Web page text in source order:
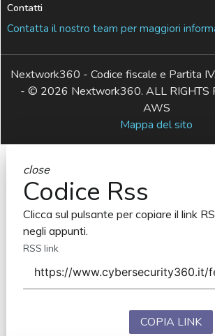
Contatti
Contatta il nostro team per maggiori
Nextwork360 - Codice fiscale e Partita
- © 2026 Nextwork360. ALL RIGHTS
AWS
Mappa del sito
close
Codice Rss
Clicca sul pulsante per copiare il link
negli appunti.
RSS link
COPIA LINK